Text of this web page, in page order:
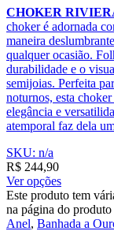
CHOKER
choker é adornada
maneira
qualquer ocasião.
durabilidade e o
semijoias. Perfeita
noturnos, esta
elegância e
atemporal faz dela
SKU: n/a
R$ 244,90
Ver opções
Este produto tem
na página do produto
Anel, Banhada a